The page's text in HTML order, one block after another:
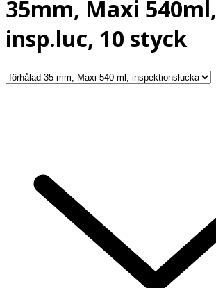
35mm, Maxi 540ml,
insp.luc, 10 styck